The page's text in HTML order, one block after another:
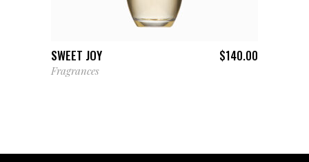
AÑADIR AL CARRITO
SWEET JOY $140.00
Fragrances